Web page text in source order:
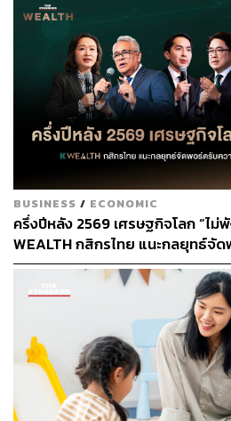
เชื่อ! ส่งออก-ท่องเที่ยวดีขึ้นใน
สำหรับประเด็นเรื่องอัตราแลกเป
พูดคุยแลกเปลี่ยนกันถึงผลกระทบข
ที่มีผลต่อการส่งออก โดยก็มีการวิเ
จะเป็นอย่างไร ซึ่งการแข็งค่าของ
ทบ ‘เชิงปริมาณ’ ซึ่งโดยส่วนตัวม
ดีขึ้นในไตรมาสที่ 4 เช่นเดียวกับกา
พร้อมทั้งย้ำว่าให้อิสระ ธปท. เป็นผู้
เงินต้องใช้มาตรการและเครื่องมือ
พิชัยกล่าวอีกว่า ตนเองและผู้ว่าฯ แ
หารือกันอีกครั้งภายในเดือนนี้แบบล
ถึงเรื่องกรอบเป้าหมายเงินเฟ้อ
สามารถติดตาม THE
ผ่านแอปพลิเคชันต่างๆ ที่คุณสะดว
BUSINESS / ECONOMIC
ครึ่งปีหลัง 2569 เศรษฐกิจโลก “ไม่
WEALTH กสิกรไทย แนะกลยุทธ์จั
เปลี่ยนแปลงกติกาใหม่ของโลก